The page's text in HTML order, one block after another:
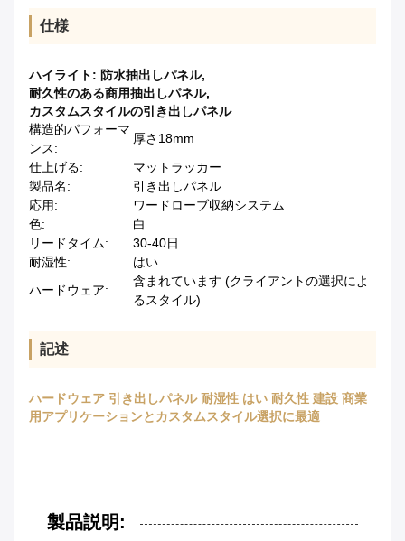
仕様
ハイライト: 防水抽出しパネル,
耐久性のある商用抽出しパネル,
カスタムスタイルの引き出しパネル
構造的パフォーマ
ンス:
厚さ18mm
仕上げる:
マットラッカー
製品名:
引き出しパネル
応用:
ワードローブ収納システム
色:
白
リードタイム:
30-40日
耐湿性:
はい
ハードウェア:
含まれています (クライアントの選択によ
るスタイル)
記述
ハードウェア 引き出しパネル 耐湿性 はい 耐久性 建設 商業
用アプリケーションとカスタムスタイル選択に最適
製品説明: